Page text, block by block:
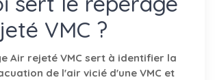
VMC ?
Air rejeté VMC sert à identifier la
de l'air vicié d'une VMC et